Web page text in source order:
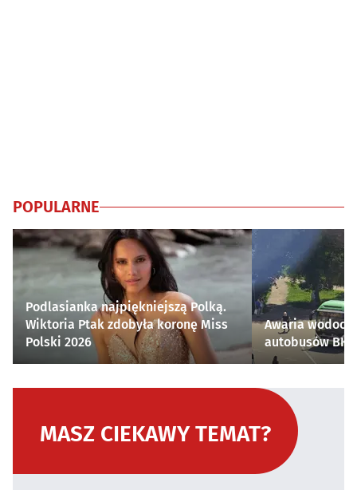
POPULARNE
Podlasianka najpiękniejszą Polką.
Wiktoria Ptak zdobyła koronę Miss
Polski 2026
Awaria
autobusów
MASZ CIEKAWY TEMAT?